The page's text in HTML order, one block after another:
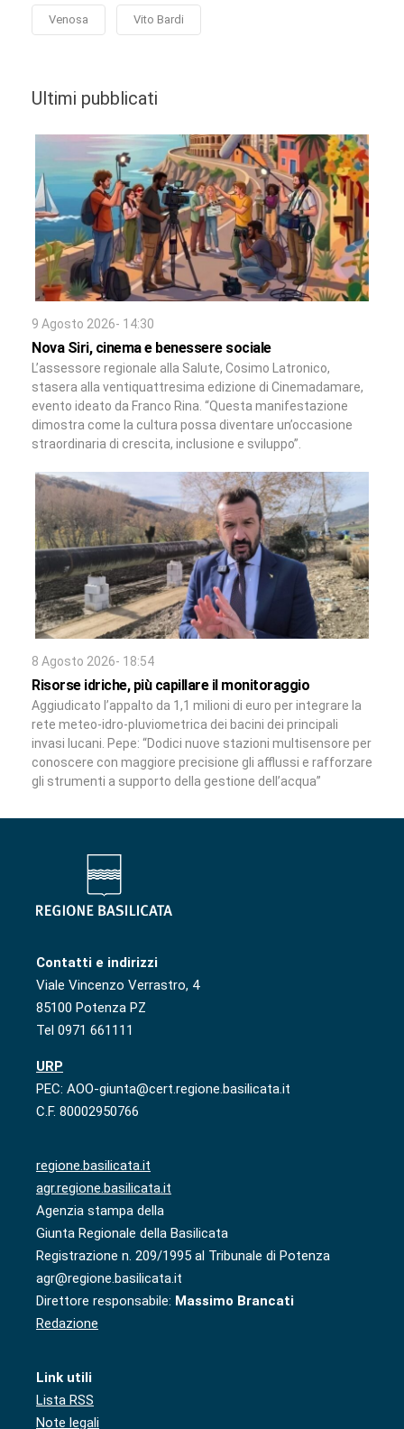
Venosa Vito Bardi
Ultimi pubblicati
9 Agosto 2026- 14:30
Nova Siri, cinema e benessere sociale
L’assessore regionale alla Salute, Cosimo Latronico,
stasera alla ventiquattresima edizione di Cinemadamare,
evento ideato da Franco Rina. “Questa manifestazione
dimostra come la cultura possa diventare un’occasione
straordinaria di crescita, inclusione e sviluppo”.
8 Agosto 2026- 18:54
Risorse idriche, più capillare il monitoraggio
Aggiudicato l’appalto da 1,1 milioni di euro per integrare la
rete meteo-idro-pluviometrica dei bacini dei principali
invasi lucani. Pepe: “Dodici nuove stazioni multisensore per
conoscere con maggiore precisione gli afflussi e rafforzare
gli strumenti a supporto della gestione dell’acqua”
Contatti e indirizzi
Viale Vincenzo Verrastro, 4
85100 Potenza PZ
Tel 0971 661111
URP
PEC: AOO-giunta@cert.regione.basilicata.it
C.F. 80002950766
regione.basilicata.it
agr.regione.basilicata.it
Agenzia stampa della
Giunta Regionale della Basilicata
Registrazione n. 209/1995 al Tribunale di Potenza
agr@regione.basilicata.it
Direttore responsabile: Massimo Brancati
Redazione
Link utili
Lista RSS
Note legali